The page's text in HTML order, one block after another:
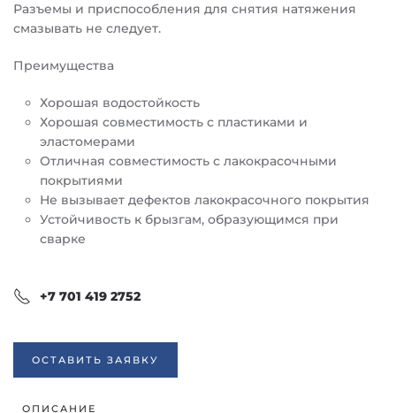
Разъемы и приспособления для снятия натяжения
смазывать не следует.
Преимущества
Хорошая водостойкость
Хорошая совместимость с пластиками и
эластомерами
Отличная совместимость с лакокрасочными
покрытиями
Не вызывает дефектов лакокрасочного покрытия
Устойчивость к брызгам, образующимся при
сварке
+7 701 419 2752
ОСТАВИТЬ ЗАЯВКУ
ОПИСАНИЕ